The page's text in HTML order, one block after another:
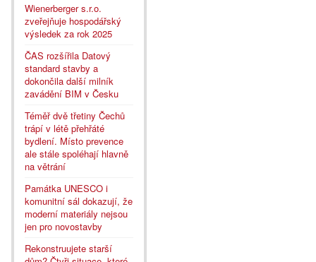
Wienerberger s.r.o.
zveřejňuje hospodářský
výsledek za rok 2025
ČAS rozšířila Datový
standard stavby a
dokončila další milník
zavádění BIM v Česku
Téměř dvě třetiny Čechů
trápí v létě přehřáté
bydlení. Místo prevence
ale stále spoléhají hlavně
na větrání
Památka UNESCO i
komunitní sál dokazují, že
moderní materiály nejsou
jen pro novostavby
Rekonstruujete starší